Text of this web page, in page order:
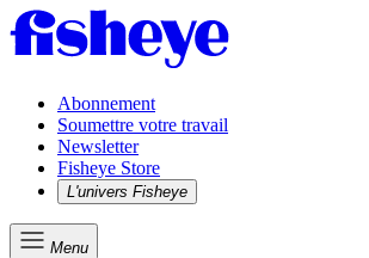
Abonnement
Soumettre votre travail
Newsletter
Fisheye Store
L'univers Fisheye
Menu